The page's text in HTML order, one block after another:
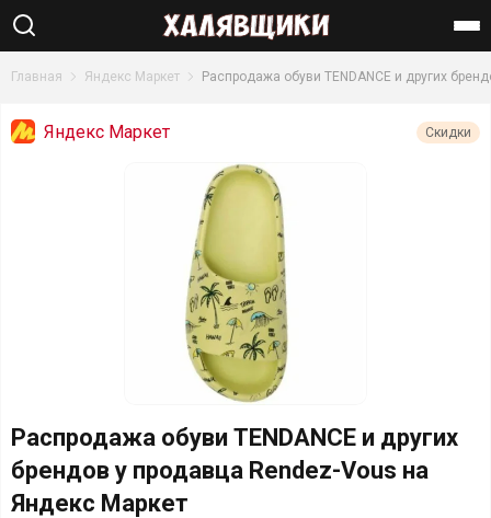
Найти
Главная Яндекс Маркет Распродажа обуви TENDANCE и других
Яндекс Маркет Скидки
Распродажа обуви TENDANCE и других
брендов у продавца Rendez-Vous на
Яндекс Маркет